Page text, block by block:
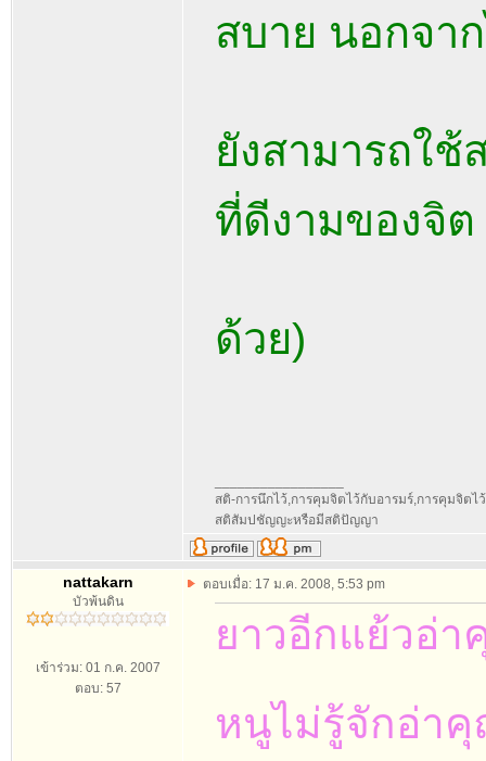
สบาย นอกจา
ยังสามารถใ
ที่ดีงามของจิ
ด้วย)
สติ-การนึกไว้,การคุมจิตไว้กับอารมร์,การคุมจิต
สติสัมปชัญญะหรือมีสติปัญญา
nattakarn
บัวพ้นดิน
เข้าร่วม: 01 ก.ค. 2007
ตอบ: 57
ตอบเมื่อ: 17 ม.ค. 2008, 5:53 pm
ยาวอีกแย้วอ่า
หนูไม่รู้จักอ่าคุ